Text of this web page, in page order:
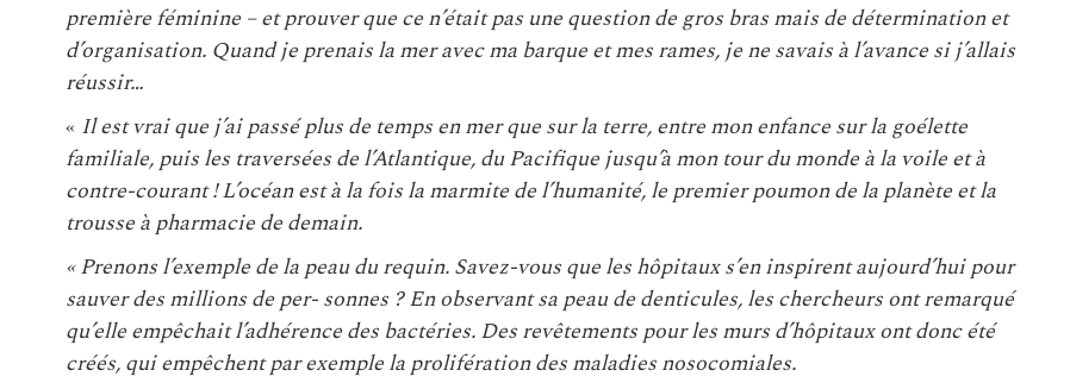
première féminine – et prouver que ce n’était pas une question de gros bras mais de détermination et
d’organisation. Quand je prenais la mer avec ma barque et mes rames, je ne savais à l’avance si j’allais
réussir…
« Il est vrai que j’ai passé plus de temps en mer que sur la terre, entre mon enfance sur la goélette
familiale, puis les traversées de l’Atlantique, du Pacifique jusqu’à mon tour du monde à la voile et à
contre-courant ! L’océan est à la fois la marmite de l’humanité, le premier poumon de la planète et la
trousse à pharmacie de demain.
« Prenons l’exemple de la peau du requin. Savez-vous que les hôpitaux s’en inspirent aujourd’hui pour
sauver des millions de per- sonnes ? En observant sa peau de denticules, les chercheurs ont remarqué
qu’elle empêchait l’adhérence des bactéries. Des revêtements pour les murs d’hôpitaux ont donc été
créés, qui empêchent par exemple la prolifération des maladies nosocomiales.